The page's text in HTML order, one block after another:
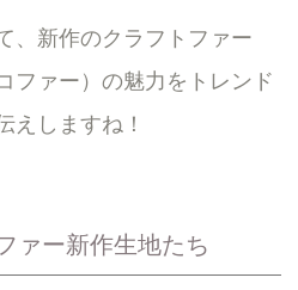
、新作のクラフトファー
ファー）の魅力をトレンド
えしますね！
ァー新作生地たち